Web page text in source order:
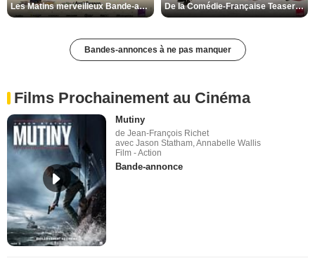
Les Matins merveilleux Bande-annonce VF De la Comédie-Française Teaser VF
Bandes-annonces à ne pas manquer
Films Prochainement au Cinéma
Mutiny
de Jean-François Richet
avec Jason Statham, Annabelle Wallis
Film - Action
Bande-annonce